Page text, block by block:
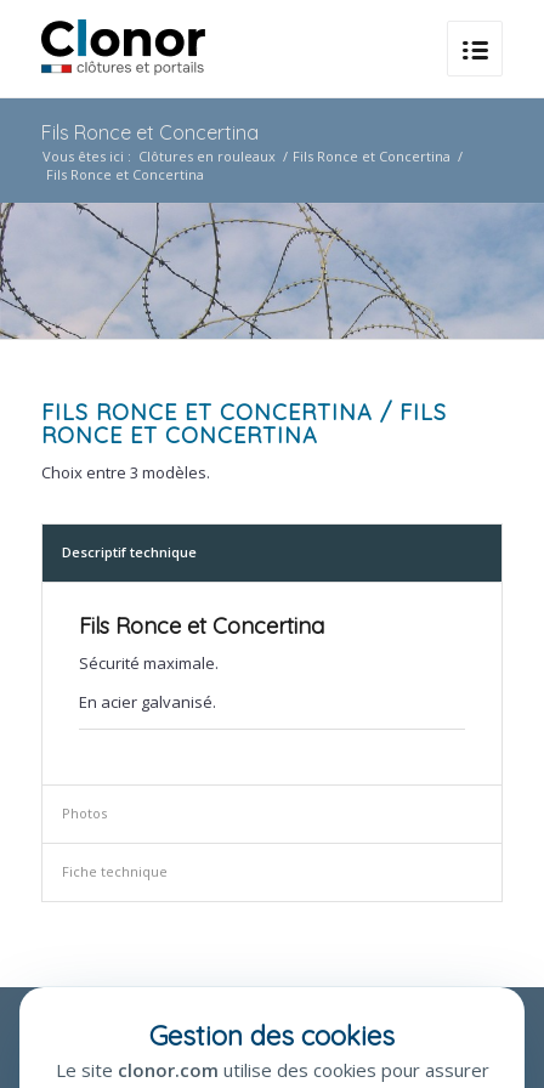
Fils Ronce et Concertina
Vous êtes ici : Clôtures en rouleaux / Fils Ronce et Concertina /
Fils Ronce et Concertina
FILS RONCE ET CONCERTINA / FILS
RONCE ET CONCERTINA
Choix entre 3 modèles.
Descriptif technique
Fils Ronce et Concertina
Sécurité maximale.
En acier galvanisé.
Photos
Fiche technique
Gestion des cookies
Le site clonor.com utilise des cookies pour assurer